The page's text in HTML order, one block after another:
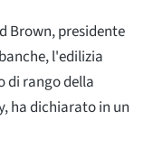
Brown, presidente
l'edilizia
di rango della
ha dichiarato in un